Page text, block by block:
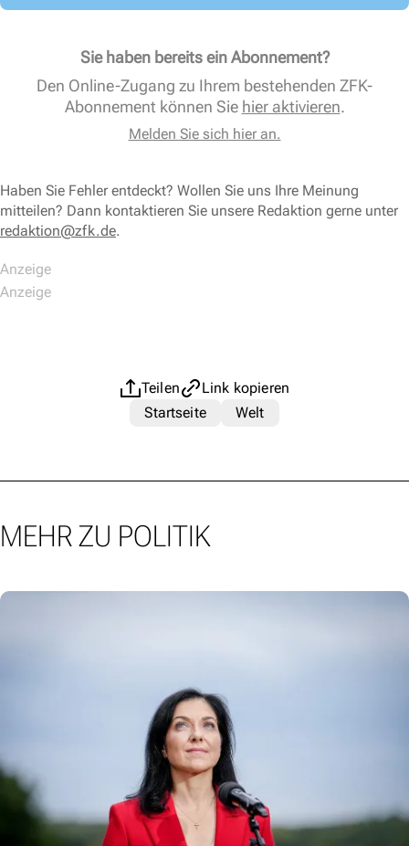
Sie haben bereits ein Abonnement?
Den Online-Zugang zu Ihrem bestehenden ZFK-
Abonnement können Sie hier aktivieren.
Melden Sie sich hier an.
Haben Sie Fehler entdeckt? Wollen Sie uns Ihre Meinung
mitteilen? Dann kontaktieren Sie unsere Redaktion gerne unter
redaktion@zfk.de.
Teilen
Link kopieren
Startseite
Welt
MEHR ZU POLITIK